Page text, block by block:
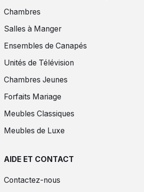
Chambres
Salles à Manger
Ensembles de Canapés
Unités de Télévision
Chambres Jeunes
Forfaits Mariage
Meubles Classiques
Meubles de Luxe
AIDE ET CONTACT
Contactez-nous